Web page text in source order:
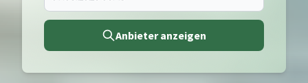
Anbieter anzeigen